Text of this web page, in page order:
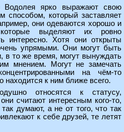
Водолея ярко выражают свою
способом, который заставляет
они одеваются хорошо и
которые выделяют их ровно
интересно. Хотя они открыты
упрямыми. Они могут быть
в то же время, могут вынуждать
мнением. Могут не замечать
на чём-то
находится к ним ближе всего.
относятся к статусу,
считают интересным кого-то,
думают, а не от того, что так
к себе друзей, те летят